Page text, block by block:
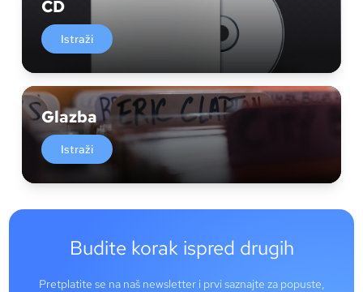
CD
Istraži
Glazba
Istraži
Budite korak ispred drugih
Pretplatite se na naš newsletter i prvi saznajte za popuste,